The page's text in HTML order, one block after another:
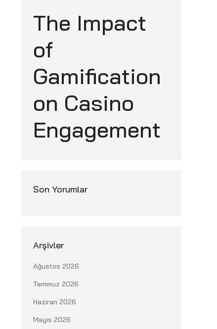
The Impact
of
Gamification
on Casino
Engagement
Son Yorumlar
Arşivler
Ağustos 2026
Temmuz 2026
Haziran 2026
Mayıs 2026